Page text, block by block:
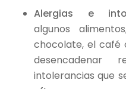
Alergias e
algunos
chocolate, el café
desencadenar
intolerancias que